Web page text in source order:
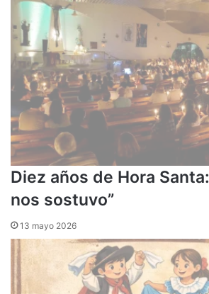
Diez años de Hora
nos sostuvo”
13 mayo 2026